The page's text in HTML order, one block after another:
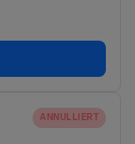
ANNULLIERT